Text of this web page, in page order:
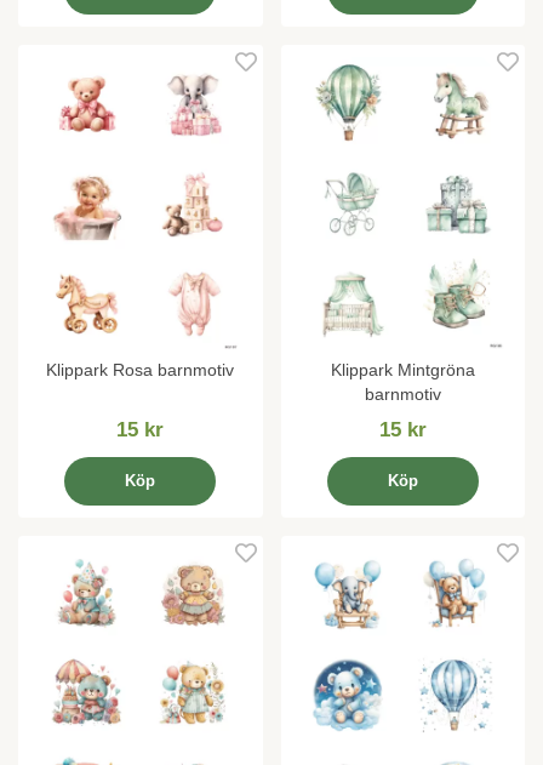
Klippark Rosa barnmotiv
15 kr
Köp
Klippark Mintgröna
barnmotiv
15 kr
Köp